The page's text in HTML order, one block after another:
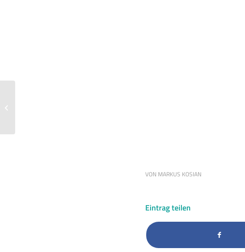
VON MARKUS KOSIAN
Eintrag teilen